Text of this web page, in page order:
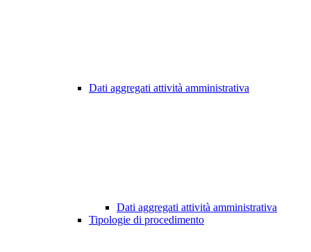
Dati aggregati attività amministrativa
Dati aggregati attività amministrativa
Tipologie di procedimento